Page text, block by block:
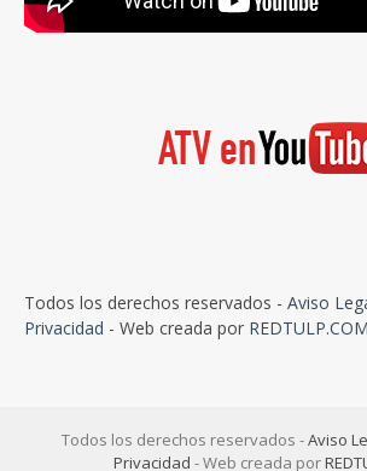
Todos los derechos reservados - Aviso
Privacidad - Web creada por REDTULP.COM
Todos los derechos reservados -Aviso
Privacidad - Web creada por